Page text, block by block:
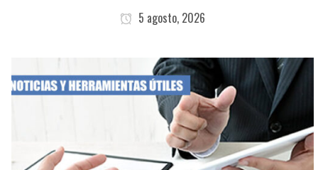
5 agosto, 2026